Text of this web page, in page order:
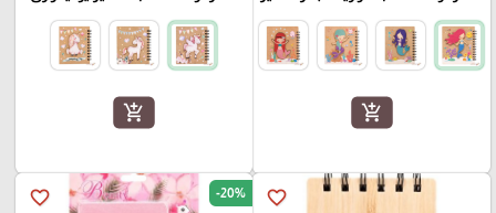
add_shopping_cart
add_shopping_cart
favorite_border
favorite_border -20%